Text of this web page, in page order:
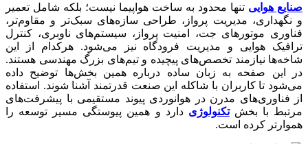
صنایع هوایی تنها محدود به ساخت هواپیما نیست؛ بلکه شامل تعمیر
و نگهداری، مدیریت پرواز، طراحی سازه‌های سبک‌تر و مقاوم‌تر،
فناوری موتورهای جت، امنیت پرواز، سیستم‌های ناوبری، کنترل
ترافیک هوایی و مدیریت فرودگاه نیز می‌شود. هرکدام از این
شاخه‌ها نیازمند تخصص‌های پیچیده و تیم‌های بزرگ مهندسی هستند.
در این صفحه به زبان ساده درباره همین بخش‌ها توضیح داده
می‌شود تا کاربران با شاکله این صنعت قدرتمند آشنا شوند. استفاده
از فناوری‌های مدرن در هوانوردی پیوند مستقیمی با پیشرفت‌های
مرتبط با بخشتکنولوژی دارد و همین پیوستگی مسیر توسعه را
هموارتر کرده است.